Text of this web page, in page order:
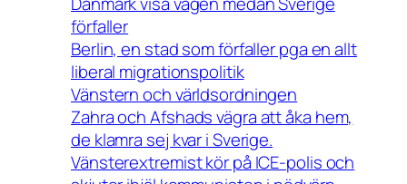
förfaller
Berlin, en stad som förfaller pga en allt
liberal migrationspolitik
Vänstern och världsordningen
Zahra och Afshads vägra att åka hem,
de klamra sej kvar i Sverige.
Vänsterextremist kör på ICE-polis och